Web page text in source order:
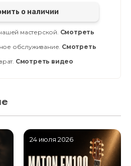
о наличии
мастерской. Смотреть
обслуживание. Смотреть
Смотреть видео
24 июля 2026